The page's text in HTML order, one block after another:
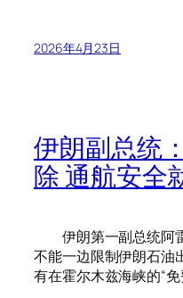
2026年4月23日
伊朗副总统
除 通航安全
伊朗第一副总统阿雷
不能一边限制伊朗石油
有在霍尔木兹海峡的“免